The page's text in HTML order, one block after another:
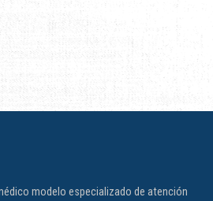
modelo especializado de atención